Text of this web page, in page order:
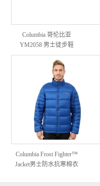
Columbia 哥伦比亚
YM2058 男士徒步鞋
Columbia Frost Fighter™
Jacket男士防水抗寒棉衣